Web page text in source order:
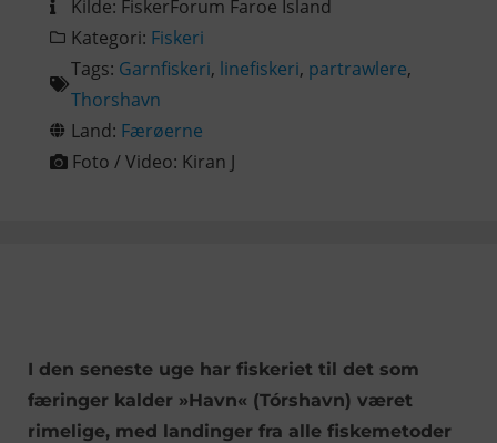
Kilde: FiskerForum Faroe Island
Kategori: Fiskeri
Tags: Garnfiskeri, linefiskeri, partrawlere,
Thorshavn
Land: Færøerne
Foto / Video: Kiran J
I den seneste uge har fiskeriet til det som
færinger kalder »Havn« (Tórshavn) været
rimelige, med landinger fra alle fiskemetoder